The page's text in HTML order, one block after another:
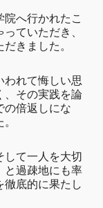
へ行かれたこ
ていただき、
きました。
われて悔しい思
、その実践を論
の倍返しにな
して一人を大切
と過疎地にも率
徹底的に果たし